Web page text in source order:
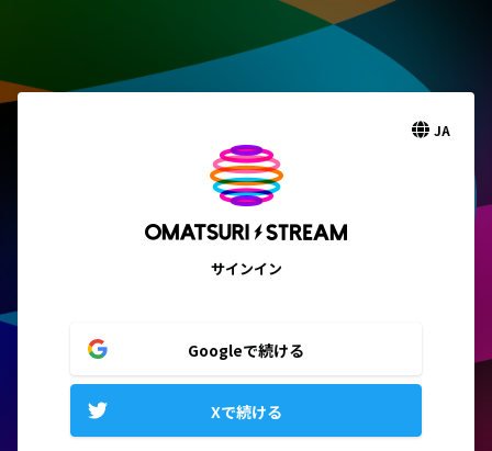
JA
サインイン
Googleで続ける
Xで続ける